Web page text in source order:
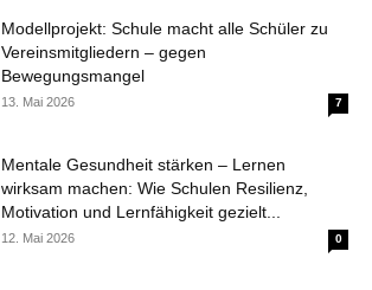
Modellprojekt: Schule macht alle Schüler zu
Vereinsmitgliedern – gegen
Bewegungsmangel
13. Mai 2026 7
Mentale Gesundheit stärken – Lernen
wirksam machen: Wie Schulen Resilienz,
Motivation und Lernfähigkeit gezielt...
12. Mai 2026 0